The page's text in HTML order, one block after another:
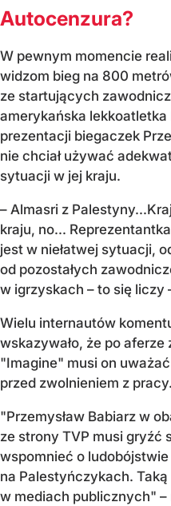
Autocenzura?
W pewnym momencie
widzom bieg na 800
ze startujących
amerykańska
prezentacji biegaczek
nie chciał używać
sytuacji w jej kraju.
– Almasri z
kraju, no...
jest w niełatwej sytuacji,
od pozostałych
w igrzyskach – to się liczy
Wielu internautów
wskazywało, że po aferze
"Imagine" musi on
przed zwolnieniem z pracy.
"Przemysław Babiarz w
ze strony TVP musi gryźć
wspomnieć o
na Palestyńczykach.
w mediach publicznych" –